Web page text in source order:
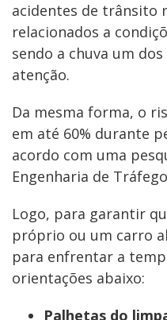
acidentes de trânsito
relacionados a
sendo a chuva um
atenção.
Da mesma forma, o
em até 60% durante
acordo com uma
Engenharia de
Logo, para garantir
próprio ou um carro
para enfrentar a
orientações abaixo:
Palhetas do